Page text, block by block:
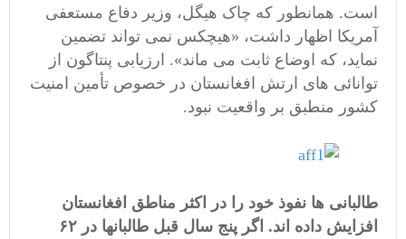
است. همانطور که چاک هیگل، وزیر دفاع مستعفی
آمریکا اظهار داشت، «هیچکس نمی تواند تضمین
نماید، که اوضاع ثابت می ماند». ارزیابی پنتاگون از
توانائی های ارتش افغانستان در خصوص تأمین امنیت
کشور منطبق بر واقعیت نبود.
طالبانی ها نفوذ خود را در اکثر مناطق افغانستان
افزایش داده اند. اگر پنج سال قبل طالبانها در ۶۲